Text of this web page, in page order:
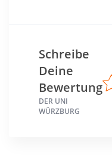
Schreibe
Deine
Bewertung
DER UNI
WÜRZBURG